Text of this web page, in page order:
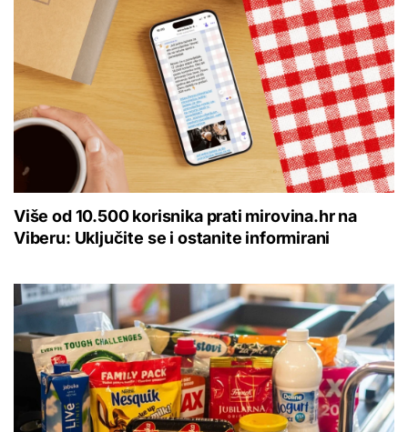
Više od 10.500 korisnika prati mirovina.hr na
Viberu: Uključite se i ostanite informirani